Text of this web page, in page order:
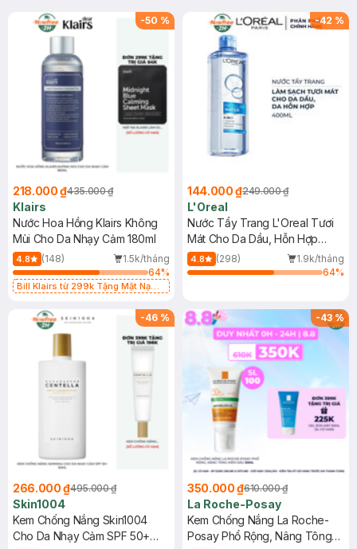
-50 %
218.000 ₫435.000 ₫
Klairs
Nước Hoa Hồng Klairs Không
Mùi Cho Da Nhạy Cảm 180ml
4.8 (148)
1.5k/tháng
64%
Bill Klairs từ 299k Tặng Mặt Nạ
25ml (SL Có Hạn)
-42 %
144.000 ₫249.000 ₫
L'Oreal
Nước Tẩy Trang L'Oreal Tươi
Mát Cho Da Dầu, Hỗn Hợp
400ml
4.8 (298)
1.9k/tháng
64%
-46 %
266.000 ₫495.000 ₫
Skin1004
Kem Chống Nắng Skin1004
Cho Da Nhạy Cảm SPF 50+
-43%
350.000 ₫610.000 ₫
La Roche-Posay
Kem Chống Nắng La Roche-
Posay Phổ Rộng, Nâng Tông